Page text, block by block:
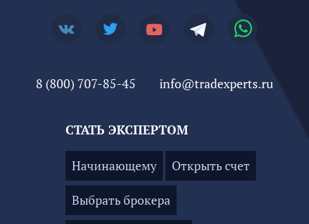
8 (800) 707-85-45 info@tradexperts.ru
СТАТЬ ЭКСПЕРТОМ
Начинающему Открыть счет
Выбрать брокера